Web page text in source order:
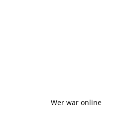
Wer war online